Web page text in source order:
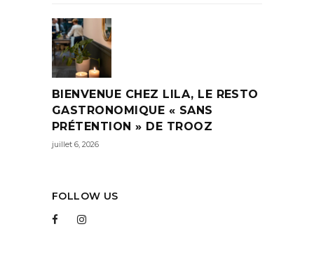
BIENVENUE CHEZ LILA, LE RESTO
GASTRONOMIQUE « SANS
PRÉTENTION » DE TROOZ
juillet 6, 2026
FOLLOW US